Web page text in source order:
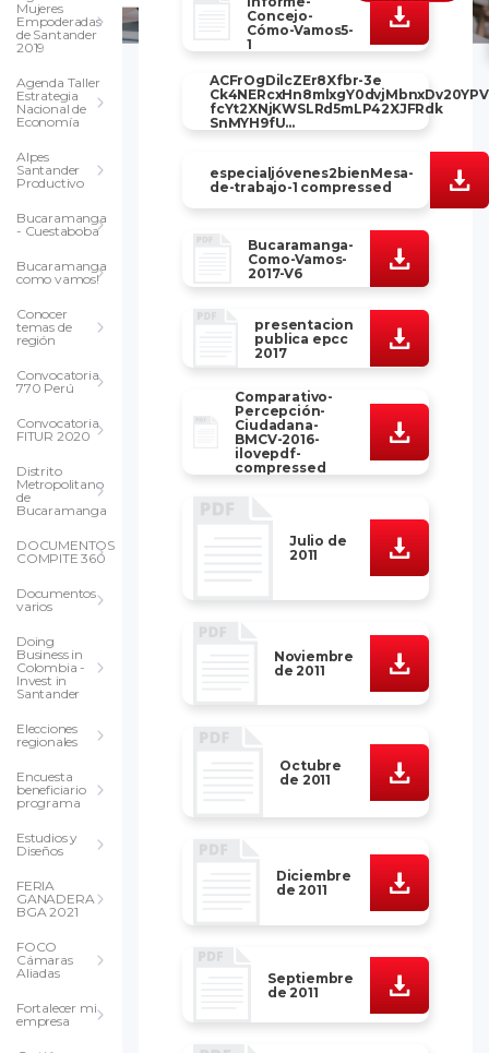
Mujeres
Empoderadas
de Santander
2019
Agenda Taller
Estrategia
Nacional de
Economía
Alpes
Santander
Productivo
Bucaramanga
- Cuestaboba
Bucaramanga
como vamos!
Conocer
temas de
región
Convocatoria
770 Perú
Convocatoria
FITUR 2020
Distrito
Metropolitano
de
Bucaramanga
DOCUMENTOS
COMPITE 360
Documentos
varios
Doing
Business in
Colombia -
Invest in
Santander
Elecciones
regionales
Encuesta
beneficiario
programa
Estudios y
Diseños
FERIA
GANADERA
BGA 2021
FOCO
Cámaras
Aliadas
Fortalecer mi
empresa
Concejo-
Cómo-Vamos5-
1
ACFrOgDilcZEr8Xfbr-3e
fcYt2XNjKWSLRd5mLP42XJFRdk
SnMYH9fU...
especialjóvenes2bienMesa-
de-trabajo-1 compressed
Bucaramanga-
Como-Vamos-
2017-V6
presentacion
publica epcc
2017
Comparativo-
Percepción-
Ciudadana-
BMCV-2016-
ilovepdf-
compressed
Julio de
2011
Noviembre
de 2011
Octubre
de 2011
Diciembre
de 2011
Septiembre
de 2011